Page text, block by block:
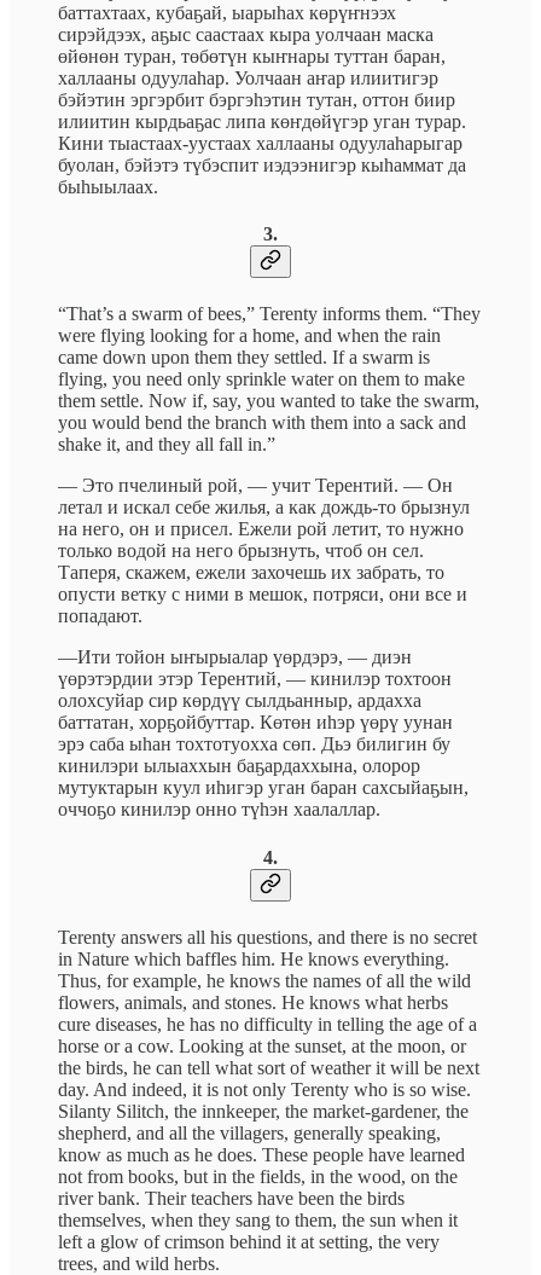
баттахтаах, кубаҕай, ыарыһах көрүҥнээх
сирэйдээх, аҕыс саастаах кыра уолчаан маска
өйөнөн туран, төбөтүн кыҥнары туттан баран,
халлааны одуулаһар. Уолчаан аҥар илиитигэр
бэйэтин эргэрбит бэргэһэтин тутан, оттон биир
илиитин кырдьаҕас липа көҥдөйүгэр уган турар.
Кини тыастаах-уустаах халлааны одуулаһарыгар
буолан, бэйэтэ түбэспит иэдээнигэр кыһаммат да
быһыылаах.
3.
“That’s a swarm of bees,” Terenty informs them. “They
were flying looking for a home, and when the rain
came down upon them they settled. If a swarm is
flying, you need only sprinkle water on them to make
them settle. Now if, say, you wanted to take the swarm,
you would bend the branch with them into a sack and
shake it, and they all fall in.”
— Это пчелиный рой, — учит Терентий. — Он
летал и искал себе жилья, а как дождь-то брызнул
на него, он и присел. Ежели рой летит, то нужно
только водой на него брызнуть, чтоб он сел.
Таперя, скажем, ежели захочешь их забрать, то
опусти ветку с ними в мешок, потряси, они все и
попадают.
—Ити тойон ыҥырыалар үөрдэрэ, — диэн
үөрэтэрдии этэр Терентий, — кинилэр тохтоон
олохсуйар сир көрдүү сылдьанныр, ардахха
баттатан, хорҕойбуттар. Көтөн иһэр үөрү уунан
эрэ саба ыһан тохтотуохха сөп. Дьэ билигин бу
кинилэри ылыаххын баҕардаххына, олорор
мутуктарын куул иһигэр уган баран сахсыйаҕын,
оччоҕо кинилэр онно түһэн хаалаллар.
4.
Terenty answers all his questions, and there is no secret
in Nature which baffles him. He knows everything.
Thus, for example, he knows the names of all the wild
flowers, animals, and stones. He knows what herbs
cure diseases, he has no difficulty in telling the age of a
horse or a cow. Looking at the sunset, at the moon, or
the birds, he can tell what sort of weather it will be next
day. And indeed, it is not only Terenty who is so wise.
Silanty Silitch, the innkeeper, the market-gardener, the
shepherd, and all the villagers, generally speaking,
know as much as he does. These people have learned
not from books, but in the fields, in the wood, on the
river bank. Their teachers have been the birds
themselves, when they sang to them, the sun when it
left a glow of crimson behind it at setting, the very
trees, and wild herbs.